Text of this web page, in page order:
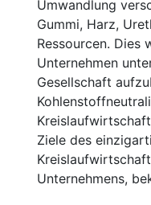
Umwandlung
Gummi, Harz,
Ressourcen. Dies
Unternehmen
Gesellschaft
Ziele des
Unternehmens,